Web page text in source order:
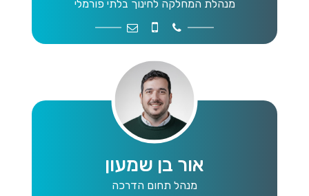
מנהלת המחלקה לחינוך בלתי פורמלי
9109012
0506952119
אור בן שמעון
מנהל תחום הדרכה